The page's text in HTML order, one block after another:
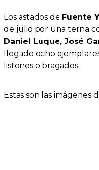
Los astados de Fuente
de julio por una terna
Daniel Luque, José
llegado ocho
listones o bragados.
Estas son las imágenes